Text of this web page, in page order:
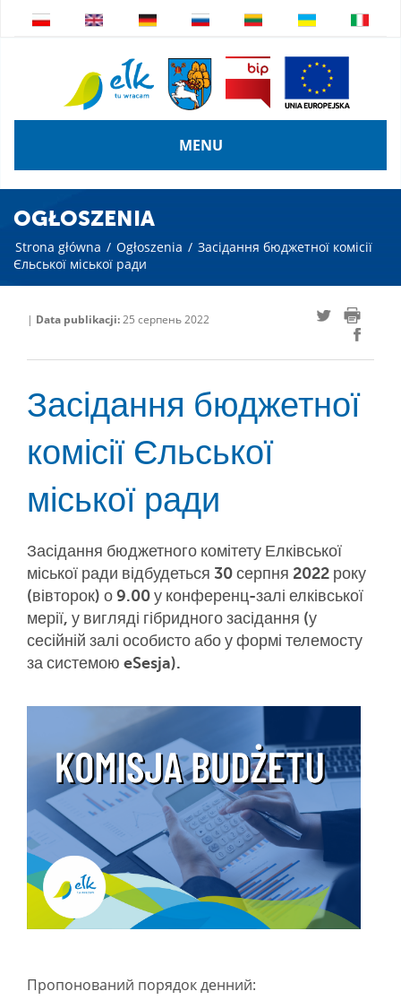
MENU
OGŁOSZENIA
Strona główna / Ogłoszenia / Засідання бюджетної комісії
Єльської міської ради
| Data publikacji:25 серпень 2022
Засідання бюджетної
комісії Єльської
міської ради
Засідання бюджетного комітету Елківської
міської ради відбудеться 30 серпня 2022 року
(вівторок) о 9.00 у конференц-залі елківської
мерії, у вигляді гібридного засідання (у
сесійній залі особисто або у формі телемосту
за системою eSesja).
Пропонований порядок денний: